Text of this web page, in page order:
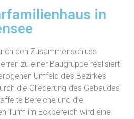
in
den Zusammenschluss
zu einer Baugruppe realisiert
Umfeld des Bezirkes
die Gliederung des Gebäudes
Bereiche und die
Turm im Eckbereich wird eine